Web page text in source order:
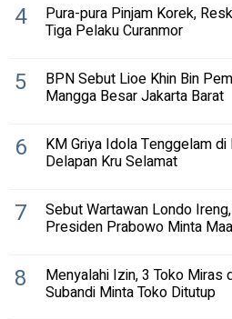
4 Pura-pura Pinjam Korek,
Tiga Pelaku Curanmor
5 BPN Sebut Lioe Khin Bin
Mangga Besar Jakarta Barat
6 KM Griya Idola Tenggelam di
Delapan Kru Selamat
7 Sebut Wartawan Londo
Presiden Prabowo Minta
8 Menyalahi Izin, 3 Toko Miras
Subandi Minta Toko Ditutup